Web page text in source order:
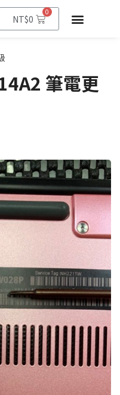
NT$0
0
筆電更